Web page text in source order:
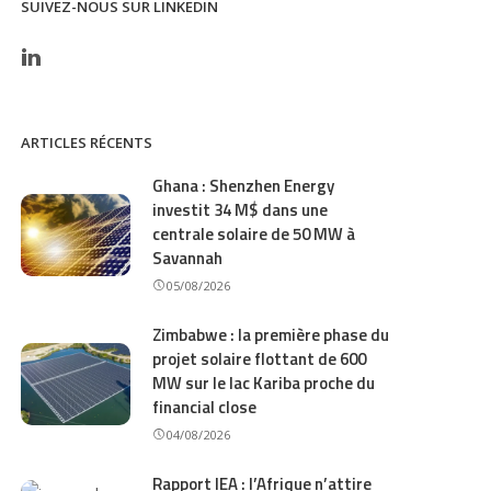
SUIVEZ-NOUS SUR LINKEDIN
ARTICLES RÉCENTS
Ghana : Shenzhen Energy
investit 34 M$ dans une
centrale solaire de 50 MW à
Savannah
05/08/2026
Zimbabwe : la première phase du
projet solaire flottant de 600
MW sur le lac Kariba proche du
financial close
04/08/2026
Rapport IEA : l’Afrique n’attire